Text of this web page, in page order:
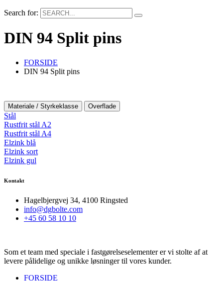
Search for:
DIN 94 Split pins
FORSIDE
DIN 94 Split pins
Materiale / Styrkeklasse Overflade
Stål
Rustfrit stål A2
Rustfrit stål A4
Elzink blå
Elzink sort
Elzink gul
Kontakt
Hagelbjergvej 34, 4100 Ringsted
info@dgbolte.com
+45 60 58 10 10
Som et team med speciale i fastgørelseselementer er vi stolte af at
levere pålidelige og unikke løsninger til vores kunder.
FORSIDE